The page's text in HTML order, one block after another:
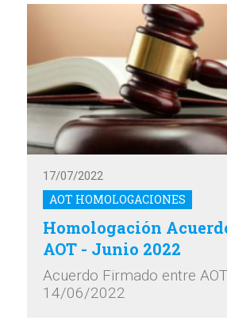
AOT HOMOLOGACIONES
17/07/2022
Homologación
AOT - Junio 2022
Acuerdo Firmado entre
14/06/2022